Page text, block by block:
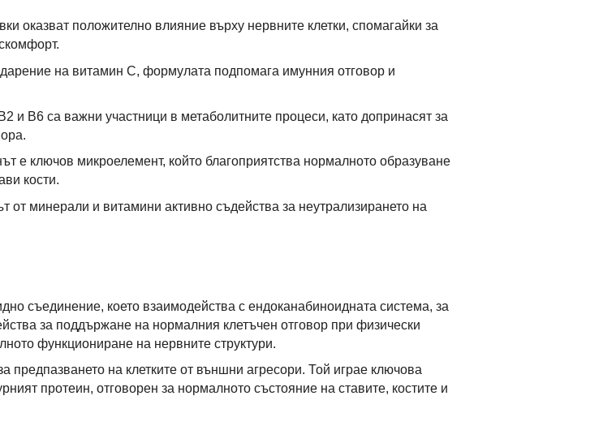
оказват положително влияние върху нервните клетки, спомагайки за
на витамин С, формулата подпомага имунния отговор и
и B6 са важни участници в метаболитните процеси, като допринасят за
е ключов микроелемент, който благоприятства нормалното образуване
кости.
от минерали и витамини активно съдейства за неутрализирането на
съединение, което взаимодейства с ендоканабиноидната система, за
за поддържане на нормалния клетъчен отговор при физически
функциониране на нервните структури.
предпазването на клетките от външни агресори. Той играе ключова
протеин, отговорен за нормалното състояние на ставите, костите и